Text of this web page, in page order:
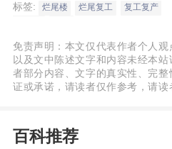
据该号转发的“成都瑞卓
个别不法机构以南城
法集资的严正声明》描
人，以承诺获取工程或
标签: 烂尾楼 烂尾复工
复工复产
免责声明：本文仅代表作者个人
以及文中陈述文字和内容未经本
者部分内容、文字的真实性、完
证或承诺，请读者仅作参考，请读
百科推荐